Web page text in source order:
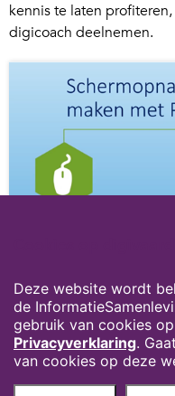
kennis te laten
digicoach deelnemen.
Locatie: online
Privacyverklaring Over
Deze website wordt
de
gebruik van cookies
Privacyverklaring.
van cookies op deze